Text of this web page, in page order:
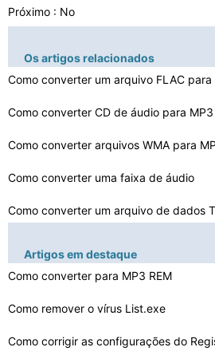
Próximo : No
Os artigos relacionados
Como converter um arquivo FLAC para
Como converter uma faixa de áudio
Como converter um arquivo de dados
Como converter Audacity 1.2.5 para
Como converter M4P para MP3 livre
Como converter Flac para MP3 Vlc
Artigos em destaque
Como converter para MP3 REM
Como remover o vírus List.exe